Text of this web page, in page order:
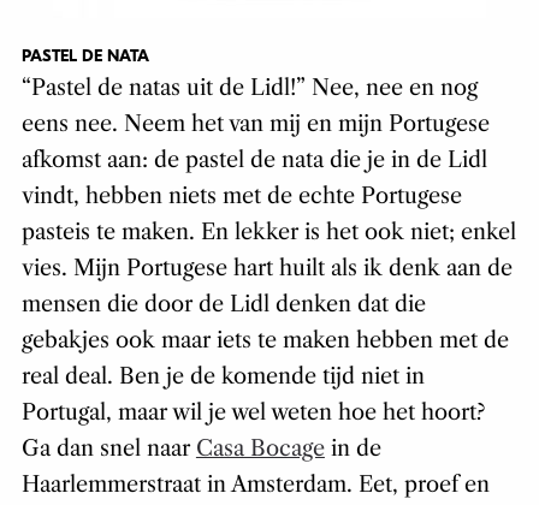
PASTEL DE NATA
“Pastel de natas uit de Lidl!” Nee, nee en nog
eens nee. Neem het van mij en mijn Portugese
afkomst aan: de pastel de nata die je in de Lidl
vindt, hebben niets met de echte Portugese
pasteis te maken. En lekker is het ook niet; enkel
vies. Mijn Portugese hart huilt als ik denk aan de
mensen die door de Lidl denken dat die
gebakjes ook maar iets te maken hebben met de
real deal. Ben je de komende tijd niet in
Portugal, maar wil je wel weten hoe het hoort?
Ga dan snel naar Casa Bocagein de
Haarlemmerstraat in Amsterdam. Eet, proef en